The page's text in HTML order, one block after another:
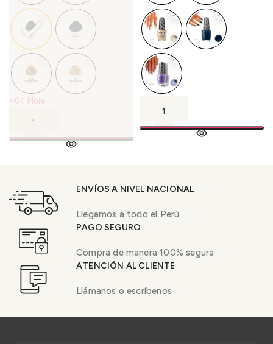
+84 More
ENVÍOS A NIVEL NACIONAL
Llegamos a todo el Perú
PAGO SEGURO
Compra de manera 100% segura
ATENCIÓN AL CLIENTE
Llámanos o escríbenos